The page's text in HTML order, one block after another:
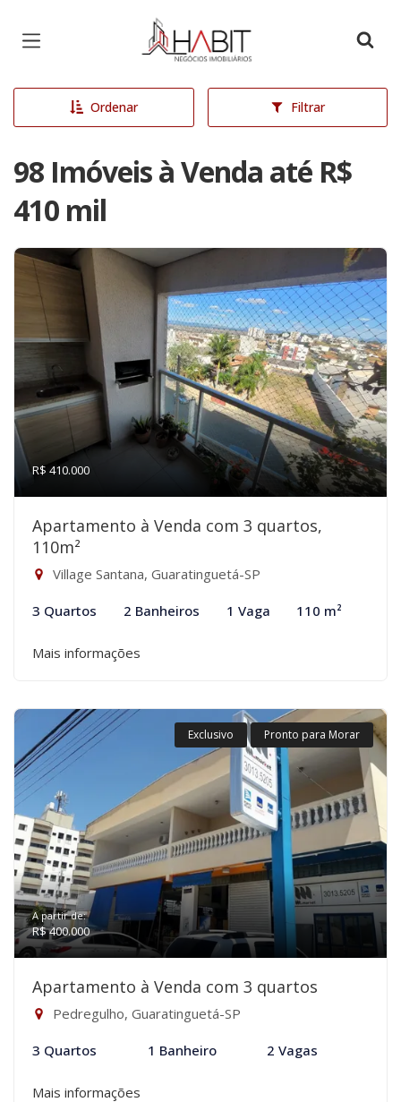
Página inicial
Ordenar Filtrar
98 Imóveis à Venda até R$
410 mil
R$ 410.000
Apartamento à Venda com 3 quartos,
110m²
Village Santana, Guaratinguetá-SP
3 Quartos 2 Banheiros 1 Vaga 110 m²
Mais informações
Exclusivo Pronto para Morar
A partir de:
R$ 400.000
Apartamento à Venda com 3 quartos
Pedregulho, Guaratinguetá-SP
3 Quartos 1 Banheiro 2 Vagas
Mais informações